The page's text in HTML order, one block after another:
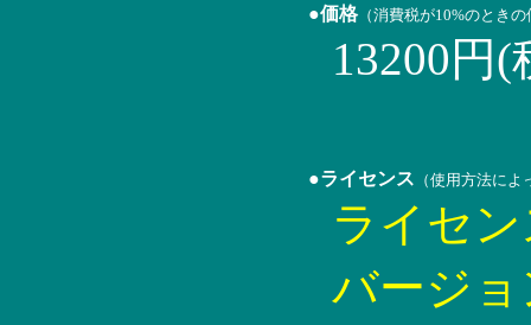
●価格（消費税が10%のとき
13200円(
●ライセンス （使用方法に
ライセ
バージ